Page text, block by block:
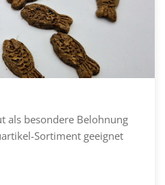
als besondere Belohnung
Sortiment geeignet